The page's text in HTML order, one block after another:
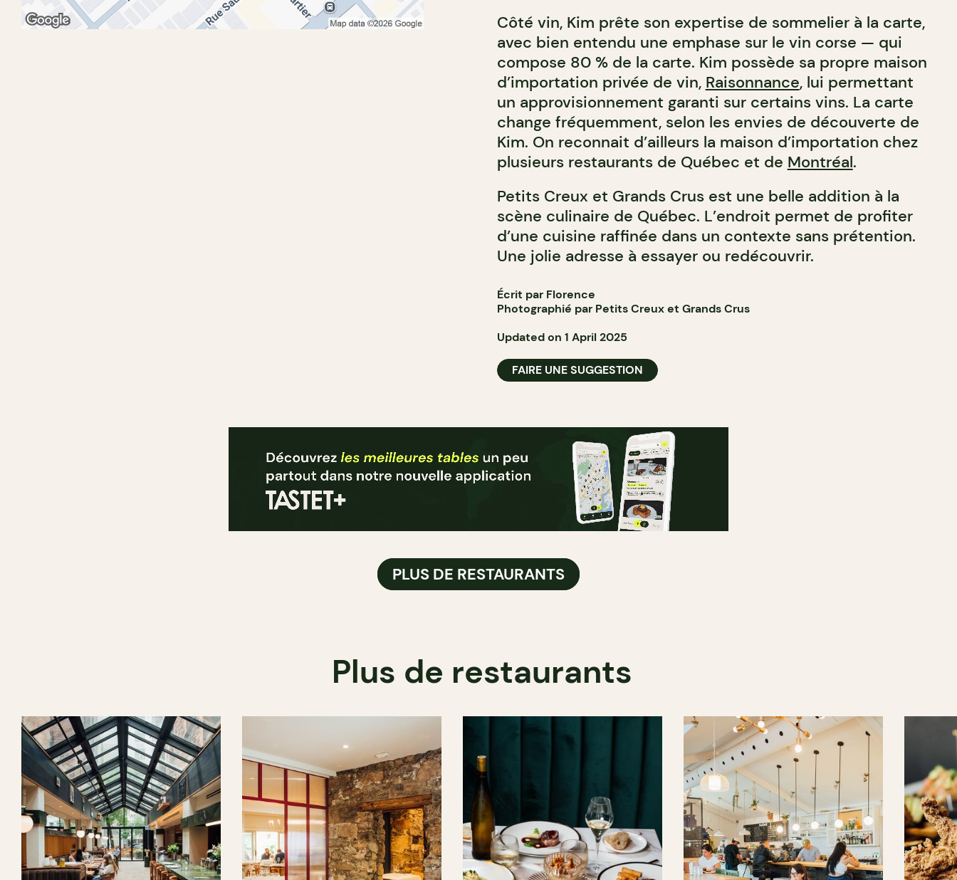
Côté vin, Kim prête son expertise de sommelier à la carte,
avec bien entendu une emphase sur le vin corse — qui
compose 80 % de la carte. Kim possède sa propre maison
d’importation privée de vin, Raisonnance, lui permettant
un approvisionnement garanti sur certains vins. La carte
change fréquemment, selon les envies de découverte de
Kim. On reconnait d’ailleurs la maison d’importation chez
plusieurs restaurants de Québec et de Montréal.
Petits Creux et Grands Crus est une belle addition à la
scène culinaire de Québec. L’endroit permet de profiter
d’une cuisine raffinée dans un contexte sans prétention.
Une jolie adresse à essayer ou redécouvrir.
Écrit par Florence
Photographié par Petits Creux et Grands Crus
Updated on 1 April 2025
FAIRE UNE SUGGESTION
PLUS DE RESTAURANTS
Plus de restaurants